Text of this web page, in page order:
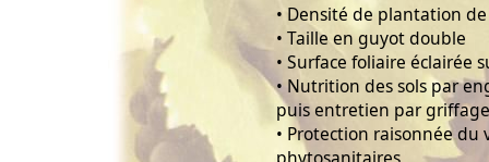
• Densité de plantation
• Taille en guyot double
• Surface foliaire éclairée
• Nutrition des sols par
puis entretien par
• Protection raisonnée
phytosanitaires